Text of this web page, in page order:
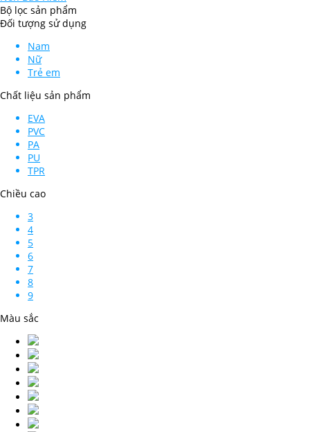
Bộ lọc sản phẩm
Đối tượng sử dụng
Nam
Nữ
Trẻ em
Chất liệu sản phẩm
EVA
PVC
PA
PU
TPR
Chiều cao
3
4
5
6
7
8
9
Màu sắc